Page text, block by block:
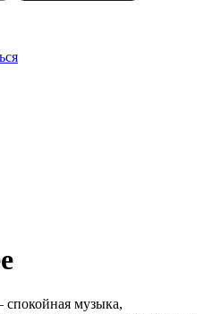
спокойная музыка,